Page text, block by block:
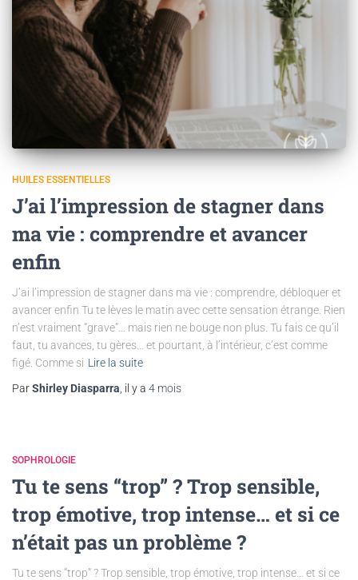
HUILES ESSENTIELLES
J’ai l’impression de stagner dans
ma vie : comprendre et avancer
enfin
J’ai l’impression de stagner dans ma vie : comprendre, débloquer et
avancer enfin Tu te lèves le matin avec cette sensation étrange. Rien
n’est vraiment “grave”… mais rien ne bouge non plus. Tu fais ce qu’il
faut, tu avances, tu gères… et pourtant, à l’intérieur, c’est comme
figé. Comme si Lire la suite
ParShirley Diasparra , il y a 4 mois
SOPHROLOGIE
Tu te sens “trop” ? Trop sensible,
trop émotive, trop intense… et si ce
n’était pas un problème ?
Tu te sens “trop” ? Trop sensible, trop émotive, trop intense… et si ce